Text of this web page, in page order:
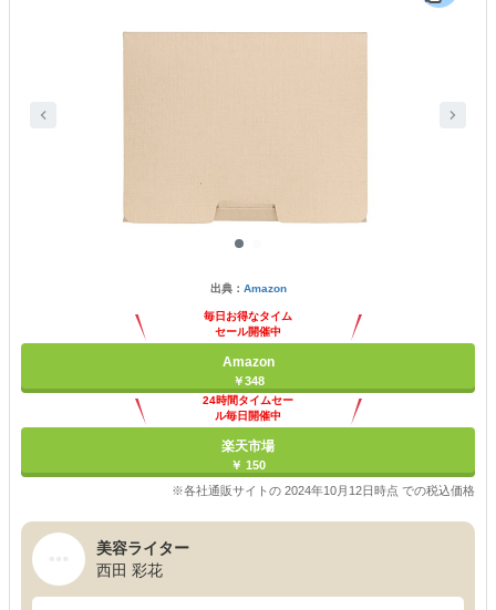
出典： Amazon
毎日お得なタイム
セール開催中
Amazon
￥348
24時間タイムセー
ル毎日開催中
楽天市場
￥ 150
※各社通販サイトの 2024年10月12日時点 での税込価格
美容ライター
西田 彩花